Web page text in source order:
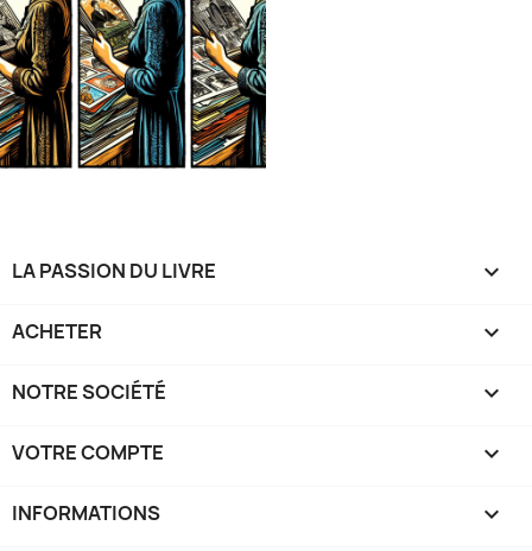
LA PASSION DU LIVRE 
ACHETER 
NOTRE SOCIÉTÉ 
VOTRE COMPTE 
INFORMATIONS keyboard_arrow_down